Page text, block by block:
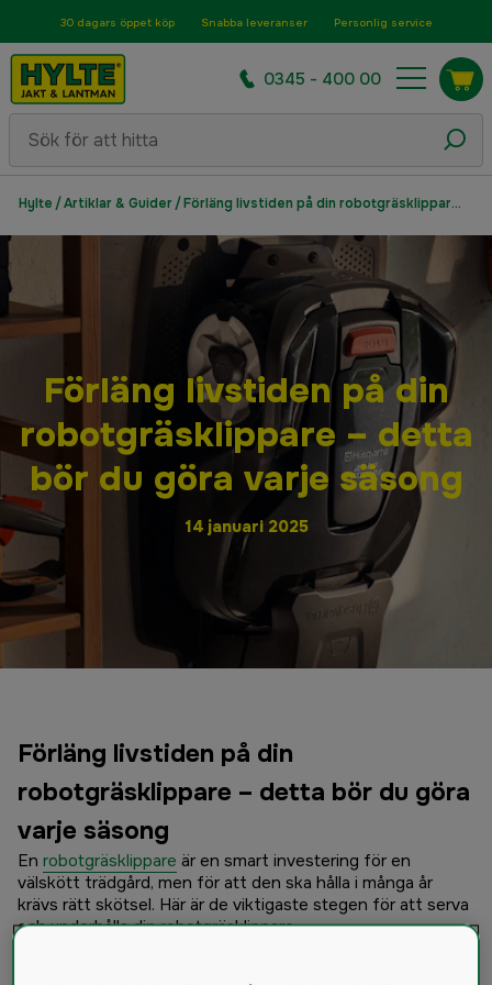
30 dagars öppet köp Snabba leveranser Personlig service
0345 - 400 00
Hylte /Artiklar & Guider/ Förläng livstiden på din robotgräsklippare – detta bör du göra varje säsong
Förläng livstiden på din
robotgräsklippare – detta
bör du göra varje säsong
14 januari 2025
Förläng livstiden på din
robotgräsklippare – detta bör du göra
varje säsong
En robotgräsklippare är en smart investering för en
välskött trädgård, men för att den ska hålla i många år
krävs rätt skötsel. Här är de viktigaste stegen för att serva
och underhålla din robotgräsklippare.